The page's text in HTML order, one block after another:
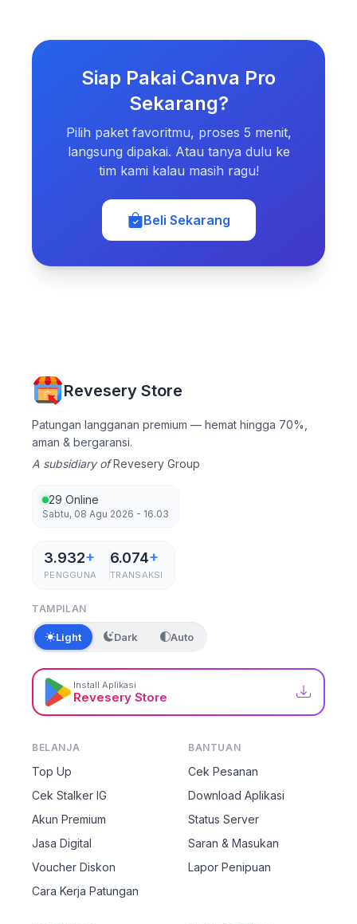
Siap Pakai Canva Pro
Sekarang?
Pilih paket favoritmu, proses 5 menit,
langsung dipakai. Atau tanya dulu ke
tim kami kalau masih ragu!
Beli Sekarang
Revesery Store
Patungan langganan premium — hemat hingga 70%,
aman & bergaransi.
A subsidiary ofRevesery Group
29 Online
Sabtu, 08 Agu 2026 - 16.03
3.932+
PENGGUNA
6.074+
TRANSAKSI
TAMPILAN
Light Dark Auto
Install Aplikasi
Revesery Store
BELANJA
Top Up
Cek Stalker IG
Akun Premium
Jasa Digital
Voucher Diskon
Cara Kerja Patungan
BANTUAN
Cek Pesanan
Download Aplikasi
Status Server
Saran & Masukan
Lapor Penipuan